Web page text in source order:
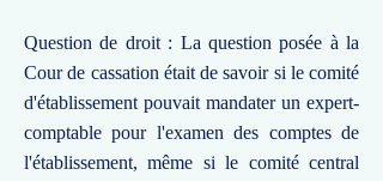
Question de droit : La question posée à la
Cour de cassation était de savoir si le comité
d'établissement pouvait mandater un expert-
comptable pour l'examen des comptes de
l'établissement, même si le comité central